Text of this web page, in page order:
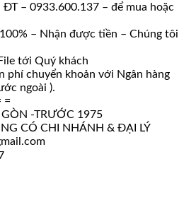
– 0933.600.137 – để mua hoặc
– Nhận được tiền – Chúng tôi
tới Quý khách
phí chuyển khoản với Ngân hàng
ngoài ).
=
-TRƯỚC 1975
CÓ CHI NHÁNH & ĐẠI LÝ